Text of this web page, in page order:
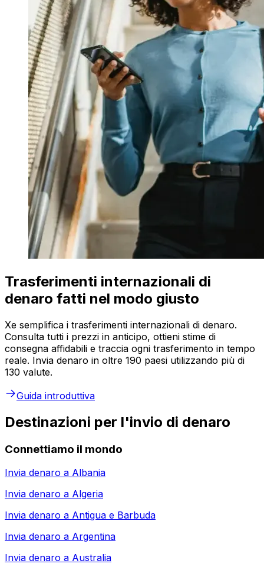
Trasferimenti internazionali di
denaro fatti nel modo giusto
Xe semplifica i trasferimenti internazionali di denaro.
Consulta tutti i prezzi in anticipo, ottieni stime di
consegna affidabili e traccia ogni trasferimento in tempo
reale. Invia denaro in oltre 190 paesi utilizzando più di
130 valute.
Guida introduttiva
Destinazioni per l'invio di denaro
Connettiamo il mondo
Invia denaro a Albania
Invia denaro a Algeria
Invia denaro a Antigua e Barbuda
Invia denaro a Argentina
Invia denaro a Australia